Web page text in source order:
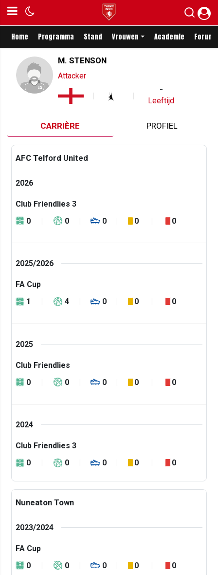
Home Programma Stand Vrouwen Academie Forum
M. STENSON
Attacker
-
Leeftijd
CARRIÈRE PROFIEL
AFC Telford United
2026
Club Friendlies 3
0
0 0 0 0
2025/2026
FA Cup
1
4 0 0 0
2025
Club Friendlies
0
0 0 0 0
2024
Club Friendlies 3
0
0 0 0 0
Nuneaton Town
2023/2024
FA Cup
0
0 0 0 0